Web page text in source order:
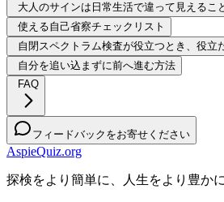
大人のサインは日常生活で違って見えるこ
使える自己省察チェックリスト
自閉スペクトラム検査が役立つとき、役立
自分を追い込まずに前へ進む方法
FAQ
フィードバックをお寄せください
AspieQuiz.org
探検をより簡単に、人生をより豊かに